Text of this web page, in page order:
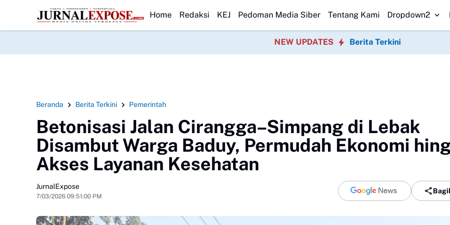
HEADLINE
Pasirwalang KecewaSEKBER FAHMI Desak Polrestabes Medan Transparan Usut Kematian Winda Forwatu Banten Soroti Dugaan
Home Redaksi KEJ Pedoman Media Siber Tentang Kami Dropdown2
NEW UPDATES Berita Terkini
Beranda Berita Terkini Pemerintah
Betonisasi Jalan Cirangga–Simpang di Lebak
Disambut Warga Baduy, Permudah Ekonomi
Akses Layanan Kesehatan
JurnalExpose
7/03/2026 09:51:00 PM